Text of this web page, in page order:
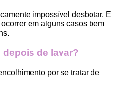
impossível desbotar. E
em alguns casos bem
depois de lavar?
por se tratar de